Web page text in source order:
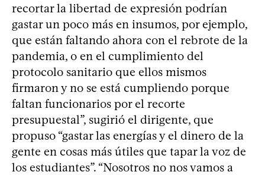
recortar la libertad de expresión podrían
gastar un poco más en insumos, por ejemplo,
que están faltando ahora con el rebrote de la
pandemia, o en el cumplimiento del
protocolo sanitario que ellos mismos
firmaron y no se está cumpliendo porque
faltan funcionarios por el recorte
presupuestal”, sugirió el dirigente, que
propuso “gastar las energías y el dinero de la
gente en cosas más útiles que tapar la voz de
los estudiantes”. “Nosotros no nos vamos a